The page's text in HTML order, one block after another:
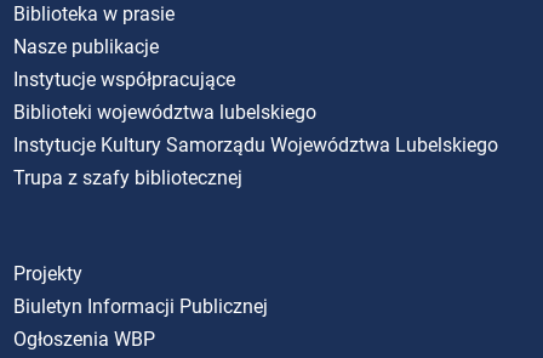
Biblioteka w prasie
Nasze publikacje
Instytucje współpracujące
Biblioteki województwa lubelskiego
Instytucje Kultury Samorządu Województwa Lubelskiego
Trupa z szafy bibliotecznej
Projekty
Biuletyn Informacji Publicznej
Ogłoszenia WBP